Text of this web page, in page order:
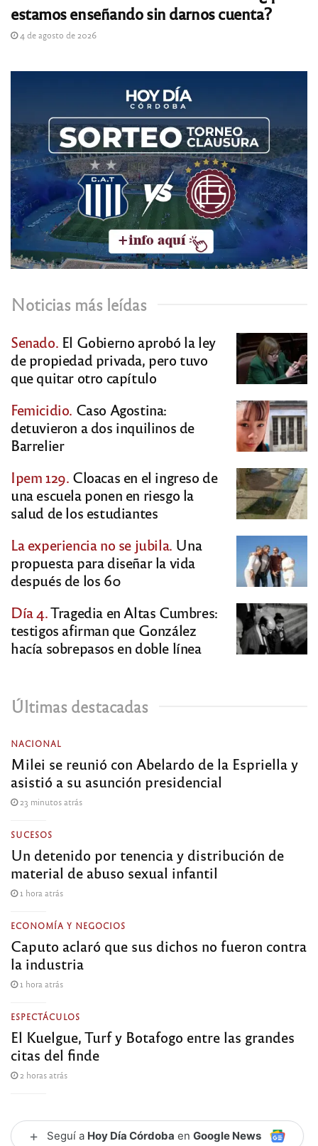
estamos enseñando sin darnos cuenta?
4 de agosto de 2026
Noticias más leídas
Senado. El Gobierno aprobó la ley
de propiedad privada, pero tuvo
que quitar otro capítulo
Femicidio. Caso Agostina:
detuvieron a dos inquilinos de
Barrelier
Ipem 129. Cloacas en el ingreso de
una escuela ponen en riesgo la
salud de los estudiantes
La experiencia no se jubila. Una
propuesta para diseñar la vida
después de los 60
Día 4.Tragedia en Altas Cumbres:
testigos afirman que González
hacía sobrepasos en doble línea
Últimas destacadas
NACIONAL
Milei se reunió con Abelardo de la Espriella y
asistió a su asunción presidencial
23 minutos atrás
SUCESOS
Un detenido por tenencia y distribución de
material de abuso sexual infantil
1 hora atrás
ECONOMÍA Y NEGOCIOS
Caputo aclaró que sus dichos no fueron contra
la industria
1 hora atrás
ESPECTÁCULOS
El Kuelgue, Turf y Botafogo entre las grandes
citas del finde
2 horas atrás
+ Seguí a Hoy Día Córdoba en Google News